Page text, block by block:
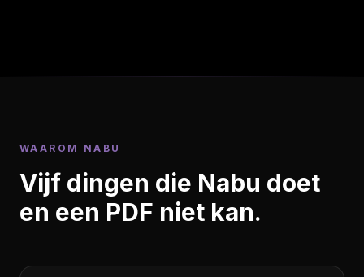
WAAROM NABU
Vijf dingen die Nabu doet
en een PDF niet kan.